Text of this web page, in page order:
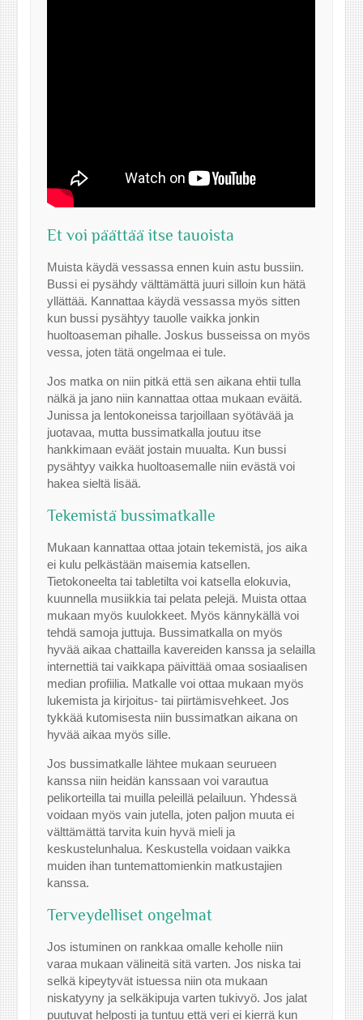
Et voi päättää itse tauoista
Muista käydä vessassa ennen kuin astu bussiin.
Bussi ei pysähdy välttämättä juuri silloin kun hätä
yllättää. Kannattaa käydä vessassa myös sitten
kun bussi pysähtyy tauolle vaikka jonkin
huoltoaseman pihalle. Joskus busseissa on myös
vessa, joten tätä ongelmaa ei tule.
Jos matka on niin pitkä että sen aikana ehtii tulla
nälkä ja jano niin kannattaa ottaa mukaan eväitä.
Junissa ja lentokoneissa tarjoillaan syötävää ja
juotavaa, mutta bussimatkalla joutuu itse
hankkimaan eväät jostain muualta. Kun bussi
pysähtyy vaikka huoltoasemalle niin evästä voi
hakea sieltä lisää.
Tekemistä bussimatkalle
Mukaan kannattaa ottaa jotain tekemistä, jos aika
ei kulu pelkästään maisemia katsellen.
Tietokoneelta tai tabletilta voi katsella elokuvia,
kuunnella musiikkia tai pelata pelejä. Muista ottaa
mukaan myös kuulokkeet. Myös kännykällä voi
tehdä samoja juttuja. Bussimatkalla on myös
hyvää aikaa chattailla kavereiden kanssa ja selailla
internettiä tai vaikkapa päivittää omaa sosiaalisen
median profiilia. Matkalle voi ottaa mukaan myös
lukemista ja kirjoitus- tai piirtämisvehkeet. Jos
tykkää kutomisesta niin bussimatkan aikana on
hyvää aikaa myös sille.
Jos bussimatkalle lähtee mukaan seurueen
kanssa niin heidän kanssaan voi varautua
pelikorteilla tai muilla peleillä pelailuun. Yhdessä
voidaan myös vain jutella, joten paljon muuta ei
välttämättä tarvita kuin hyvä mieli ja
keskustelunhalua. Keskustella voidaan vaikka
muiden ihan tuntemattomienkin matkustajien
kanssa.
Terveydelliset ongelmat
Jos istuminen on rankkaa omalle keholle niin
varaa mukaan välineitä sitä varten. Jos niska tai
selkä kipeytyvät istuessa niin ota mukaan
niskatyyny ja selkäkipuja varten tukivyö. Jos jalat
puutuvat helposti ja tuntuu että veri ei kierrä kun